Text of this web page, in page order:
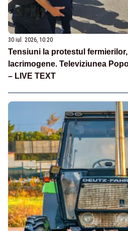
30 iul. 2026, 10:20
Tensiuni la protestul
lacrimogene. Televiziunea
– LIVE TEXT